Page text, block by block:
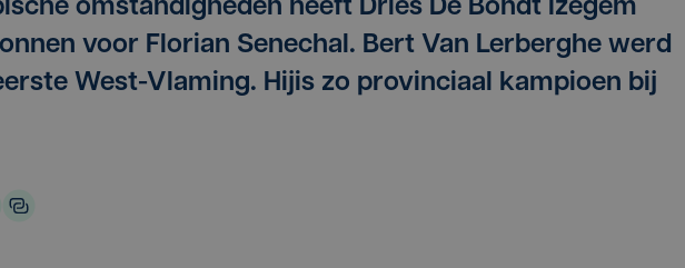
omstandigheden heeft Dries De Bondt Izegem
voor Florian Senechal. Bert Van Lerberghe werd
West-Vlaming. Hijis zo provinciaal kampioen bij